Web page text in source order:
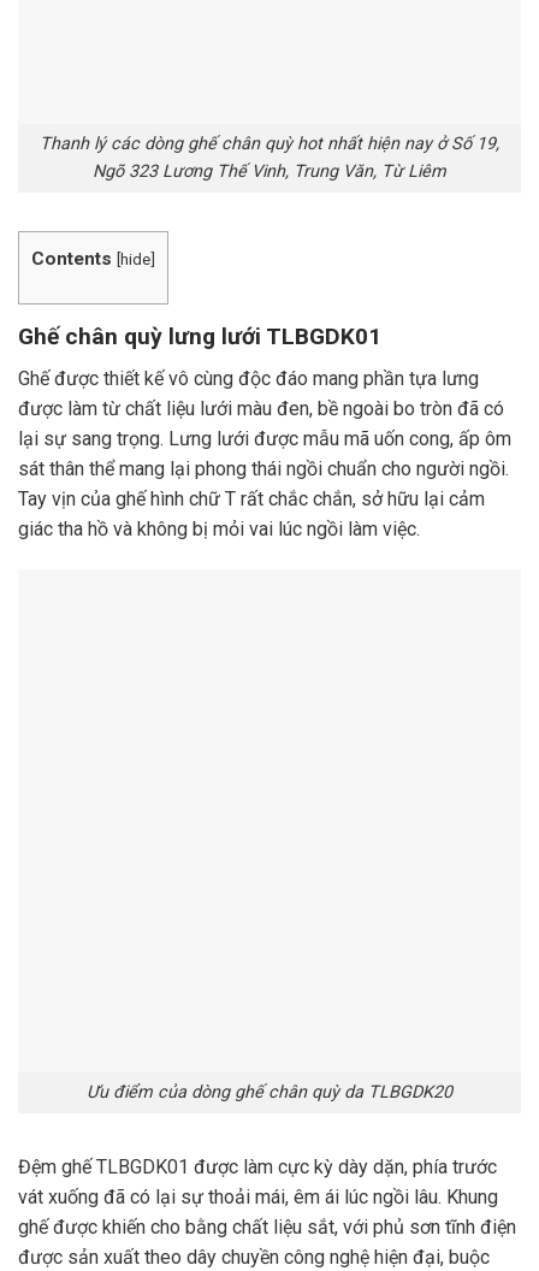
Thanh lý các dòng ghế chân quỳ hot nhất hiện nay ở Số 19,
Ngõ 323 Lương Thế Vinh, Trung Văn, Từ Liêm
Contents [hide]
Ghế chân quỳ lưng lưới TLBGDK01
Ghế được thiết kế vô cùng độc đáo mang phần tựa lưng
được làm từ chất liệu lưới màu đen, bề ngoài bo tròn đã có
lại sự sang trọng. Lưng lưới được mẫu mã uốn cong, ấp ôm
sát thân thể mang lại phong thái ngồi chuẩn cho người ngồi.
Tay vịn của ghế hình chữ T rất chắc chắn, sở hữu lại cảm
giác tha hồ và không bị mỏi vai lúc ngồi làm việc.
Ưu điểm của dòng ghế chân quỳ da TLBGDK20
Đệm ghế TLBGDK01 được làm cực kỳ dày dặn, phía trước
vát xuống đã có lại sự thoải mái, êm ái lúc ngồi lâu. Khung
ghế được khiến cho bằng chất liệu sắt, với phủ sơn tĩnh điện
được sản xuất theo dây chuyền công nghệ hiện đại, buộc